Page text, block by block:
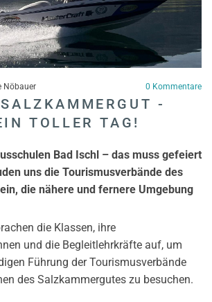
Nöbauer 0 Kommentare
-
TOLLER TAG!
Bad Ischl – das muss gefeiert
uns die Tourismusverbände des
die nähere und fernere Umgebung
die Klassen, ihre
und die Begleitlehrkräfte auf, um
Führung der Tourismusverbände
des Salzkammergutes zu besuchen.